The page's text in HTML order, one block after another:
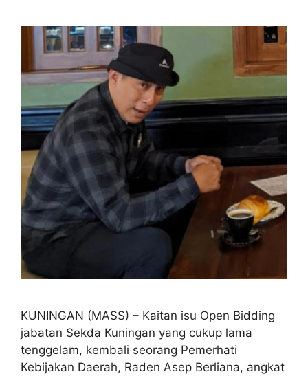
KUNINGAN (MASS) – Kaitan isu Open Bidding
jabatan Sekda Kuningan yang cukup lama
tenggelam, kembali seorang Pemerhati
Kebijakan Daerah, Raden Asep Berliana, angkat